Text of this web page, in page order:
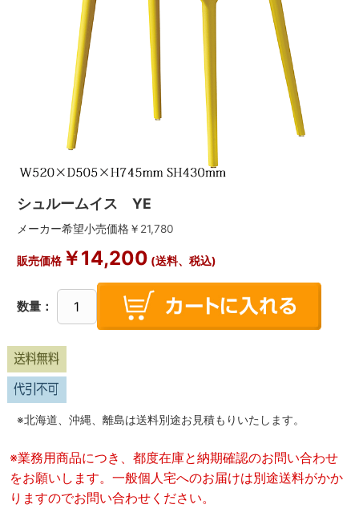
シュルームイス YE
メーカー希望小売価格￥ 21,780
販売価格￥14,200 (送料、税込)
数量：
※北海道、沖縄、離島は送料別途お見積もりいたします。
※業務用商品につき、都度在庫と納期確認のお問い合わせ
をお願いします。一般個人宅へのお届けは別途送料がかか
りますのでお問い合わせください。